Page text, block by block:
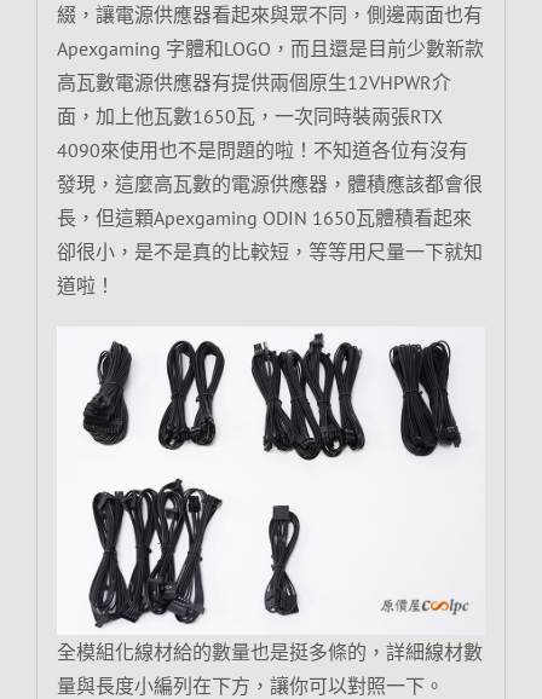
綴，讓電源供應器看起來與眾不同，側邊兩面也有
Apexgaming 字體和LOGO，而且還是目前少數新款
高瓦數電源供應器有提供兩個原生12VHPWR介
面，加上他瓦數1650瓦，一次同時裝兩張RTX
4090來使用也不是問題的啦！不知道各位有沒有
發現，這麼高瓦數的電源供應器，體積應該都會很
長，但這顆Apexgaming ODIN 1650瓦體積看起來
卻很小，是不是真的比較短，等等用尺量一下就知
道啦！
全模組化線材給的數量也是挺多條的，詳細線材數
量與長度小編列在下方，讓你可以對照一下。